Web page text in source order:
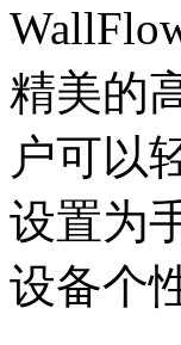
精美的
户可以
设置为
设备个